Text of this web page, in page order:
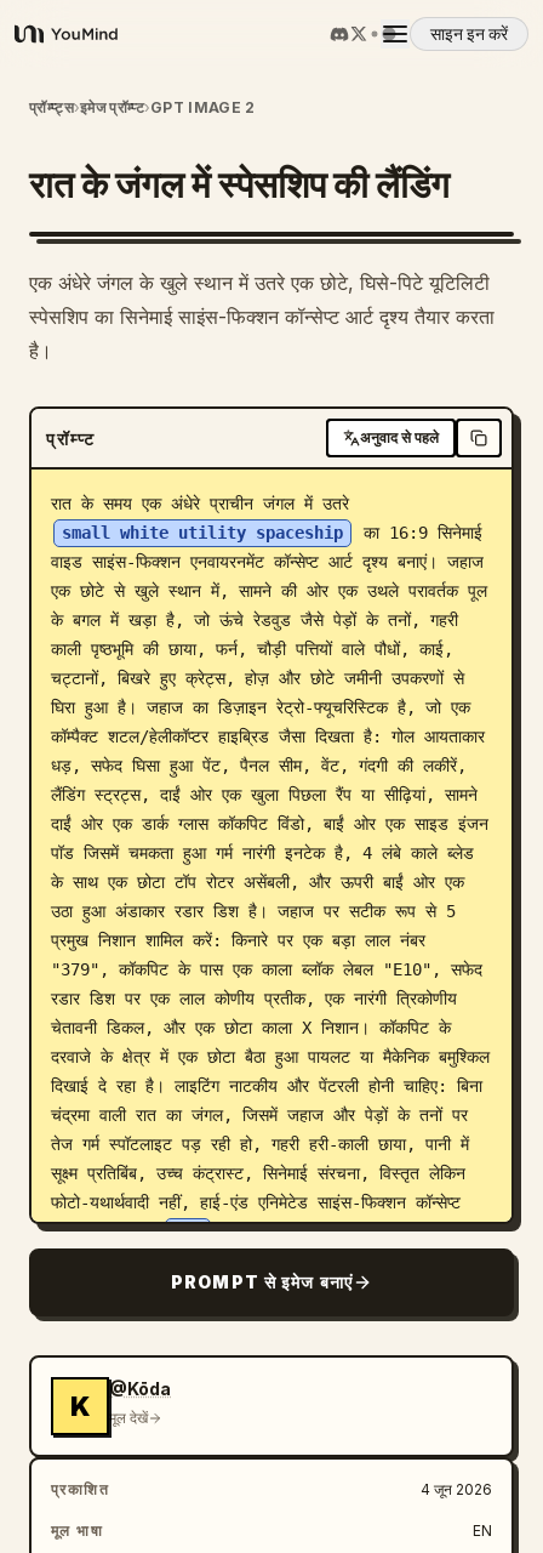
YouMind
साइन इन करें
अवलोकन
उपयोग के मामले
प्रॉम्प्ट
मूल्य निर्धारण
डाउनलोड
अपडेट
प्रॉम्प्ट्स›इमेज प्रॉम्प्ट›GPT IMAGE 2
रात के जंगल में स्पेसशिप की लैंडिंग
एक अंधेरे जंगल के खुले स्थान में उतरे एक छोटे, घिसे-पिटे यूटिलिटी
स्पेसशिप का सिनेमाई साइंस-फिक्शन कॉन्सेप्ट आर्ट दृश्य तैयार करता
है।
प्रॉम्प्ट अनुवाद से पहले
रात के समय एक अंधेरे प्राचीन जंगल में उतरे
small white utility spaceship
का 16:9 सिनेमाई
वाइड साइंस-फिक्शन एनवायरनमेंट कॉन्सेप्ट आर्ट दृश्य बनाएं। जहाज
एक छोटे से खुले स्थान में, सामने की ओर एक उथले परावर्तक पूल
के बगल में खड़ा है, जो ऊंचे रेडवुड जैसे पेड़ों के तनों, गहरी
काली पृष्ठभूमि की छाया, फर्न, चौड़ी पत्तियों वाले पौधों, काई,
चट्टानों, बिखरे हुए क्रेट्स, होज़ और छोटे जमीनी उपकरणों से
घिरा हुआ है। जहाज का डिज़ाइन रेट्रो-फ्यूचरिस्टिक है, जो एक
कॉम्पैक्ट शटल/हेलीकॉप्टर हाइब्रिड जैसा दिखता है: गोल आयताकार
धड़, सफेद घिसा हुआ पेंट, पैनल सीम, वेंट, गंदगी की लकीरें,
लैंडिंग स्ट्रट्स, दाईं ओर एक खुला पिछला रैंप या सीढ़ियां, सामने
दाईं ओर एक डार्क ग्लास कॉकपिट विंडो, बाईं ओर एक साइड इंजन
पॉड जिसमें चमकता हुआ गर्म नारंगी इनटेक है, 4 लंबे काले ब्लेड
के साथ एक छोटा टॉप रोटर असेंबली, और ऊपरी बाईं ओर एक
उठा हुआ अंडाकार रडार डिश है। जहाज पर सटीक रूप से 5
प्रमुख निशान शामिल करें: किनारे पर एक बड़ा लाल नंबर
"379", कॉकपिट के पास एक काला ब्लॉक लेबल "E10", सफेद
रडार डिश पर एक लाल कोणीय प्रतीक, एक नारंगी त्रिकोणीय
चेतावनी डिकल, और एक छोटा काला X निशान। कॉकपिट के
दरवाजे के क्षेत्र में एक छोटा बैठा हुआ पायलट या मैकेनिक बमुश्किल
दिखाई दे रहा है। लाइटिंग नाटकीय और पेंटरली होनी चाहिए: बिना
चंद्रमा वाली रात का जंगल, जिसमें जहाज और पेड़ों के तनों पर
तेज गर्म स्पॉटलाइट पड़ रही हो, गहरी हरी-काली छाया, पानी में
सूक्ष्म प्रतिबिंब, उच्च कंट्रास्ट, सिनेमाई संरचना, विस्तृत लेकिन
फोटो-यथार्थवादी नहीं, हाई-एंड एनिमेटेड साइंस-फिक्शन कॉन्सेप्ट
आर्ट से प्रेरित। 379 का उपयोग सबसे बड़े साइड नंबर के रूप
dark redwood forest at night
quiet mysterious landing site का उपयोग करें।
चमकीले दिन के आकाश से बचें, और जहाज को जमीन पर रखें
और जंगल के खुले स्थान के साथ आंशिक रूप से एकीकृत रखें।
PROMPT से इमेज बनाएं
K
@Kōda
मूल देखें
प्रकाशित 4 जून 2026
मूल भाषा EN